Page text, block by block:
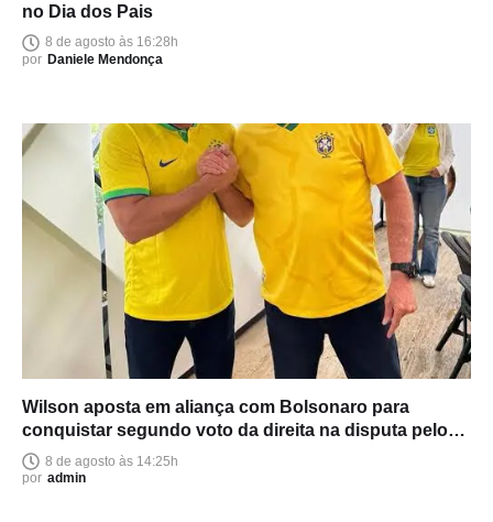
no Dia dos Pais
8 de agosto às 16:28h
por Daniele Mendonça
Wilson aposta em aliança com Bolsonaro para
conquistar segundo voto da direita na disputa pelo
Senado
8 de agosto às 14:25h
por admin